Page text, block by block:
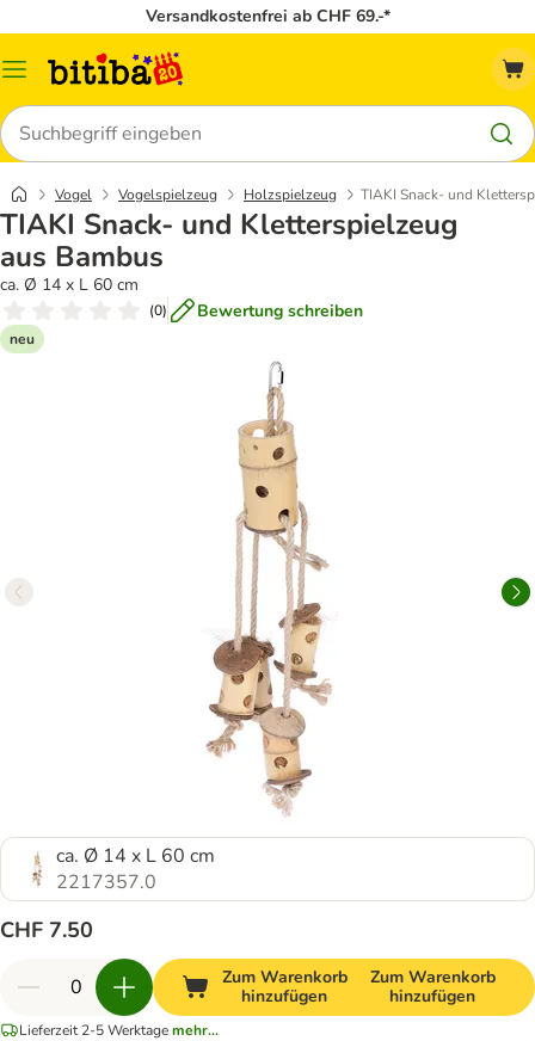
Versandkostenfrei ab CHF 69.-*
Menü
Suchen
Vogel Vogelspielzeug Holzspielzeug TIAKI Snack- und
TIAKI Snack- und Kletterspielzeug
aus Bambus
ca. Ø 14 x L 60 cm
(0) Bewertung schreiben
neu
ca. Ø 14 x L 60 cm
2217357.0
CHF 7.50
Zum Warenkorb
hinzufügen
Zum Warenkorb
hinzufügen
Lieferzeit 2-5 Werktagemehr...